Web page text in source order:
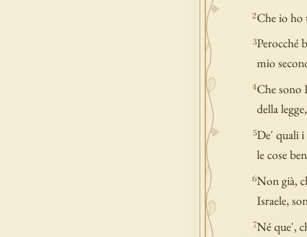
2Che io ho
3Perocché
mio
4Che sono
della
5De' quali i
le cose
6Non già,
Israele,
7Né que',